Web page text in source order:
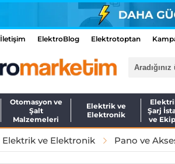
İletişim ElektroBlog Elektrotoptan
Otomasyon ve
Şalt
Malzemeleri
Elektrik ve
Elektronik
Şarj
ve
Elektrik ve Elektronik Pano ve